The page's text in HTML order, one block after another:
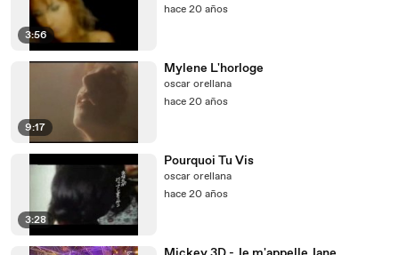
3:56
hace 20 años
9:17
Mylene L'horloge
oscar orellana
hace 20 años
3:28
Pourquoi Tu Vis
oscar orellana
hace 20 años